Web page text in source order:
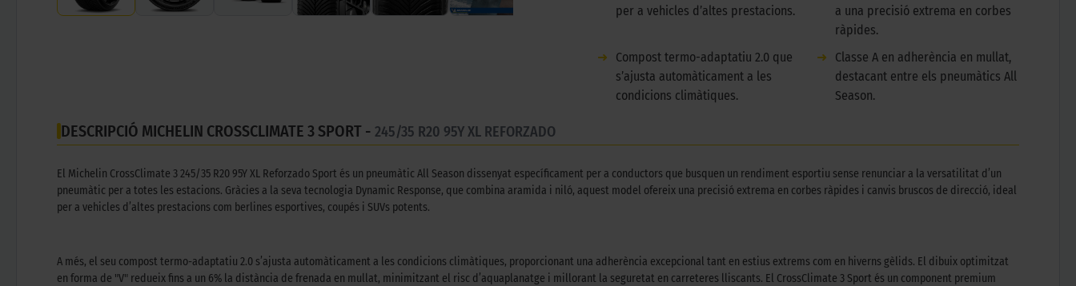
per a vehicles d’altes prestacions.
a una precisió extrema en corbes
ràpides.
➜
Compost termo-adaptatiu 2.0 que
s’ajusta automàticament a les
condicions climàtiques.
➜
Classe A en adherència en mullat,
destacant entre els pneumàtics All
Season.
DESCRIPCIÓ MICHELIN CROSSCLIMATE 3 SPORT - 245/35 R20 95Y XL REFORZADO
El Michelin CrossClimate 3 245/35 R20 95Y XL Reforzado Sport és un pneumàtic All Season dissenyat específicament per a conductors que busquen un rendiment esportiu sense renunciar a la versatilitat d’un
pneumàtic per a totes les estacions. Gràcies a la seva tecnologia Dynamic Response, que combina aramida i niló, aquest model ofereix una precisió extrema en corbes ràpides i canvis bruscos de direcció, ideal
per a vehicles d’altes prestacions com berlines esportives, coupés i SUVs potents.
A més, el seu compost termo-adaptatiu 2.0 s’ajusta automàticament a les condicions climàtiques, proporcionant una adherència excepcional tant en estius extrems com en hiverns gèlids. El dibuix optimitzat
en forma de "V" redueix fins a un 6% la distància de frenada en mullat, minimitzant el risc d’aquaplanatge i millorant la seguretat en carreteres lliscants. El CrossClimate 3 Sport és un component premium